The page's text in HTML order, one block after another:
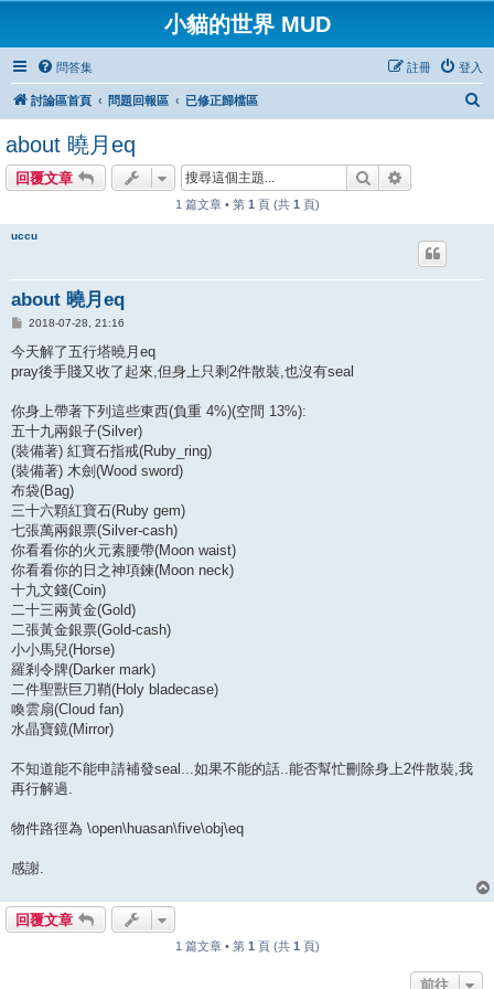
小貓的世界 MUD
問答集 登入
註冊
討論區首頁 問題回報區 已修正歸檔區
about 曉月eq
回覆文章 搜尋
1 篇文章 • 第 1 頁 (共 1 頁)
uccu
about 曉月eq
文
2018-07-28, 21:16
今天解了五行塔曉月eq
pray後手賤又收了起來,但身上只剩2件散裝,也沒有seal
你身上帶著下列這些東西(負重 4%)(空間 13%):
五十九兩銀子(Silver)
(裝備著) 紅寶石指戒(Ruby_ring)
(裝備著) 木劍(Wood sword)
布袋(Bag)
三十六顆紅寶石(Ruby gem)
七張萬兩銀票(Silver-cash)
你看看你的火元素腰帶(Moon waist)
你看看你的日之神項鍊(Moon neck)
十九文錢(Coin)
二十三兩黃金(Gold)
二張黃金銀票(Gold-cash)
小小馬兒(Horse)
羅剎令牌(Darker mark)
二件聖獸巨刀鞘(Holy bladecase)
喚雲扇(Cloud fan)
水晶寶鏡(Mirror)
不知道能不能申請補發seal...如果不能的話..能否幫忙刪除身上2件散裝,我
再行解過.
物件路徑為 \open\huasan\five\obj\eq
感謝.
回覆文章
1 篇文章 • 第 1 頁 (共 1 頁)
前往